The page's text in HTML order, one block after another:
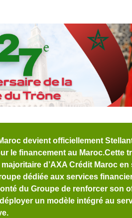
devient officiellement
le financement au Maroc.Cette
majoritaire d’AXA Crédit Maroc
dédiée aux services
du Groupe de renforcer son
un modèle intégré au